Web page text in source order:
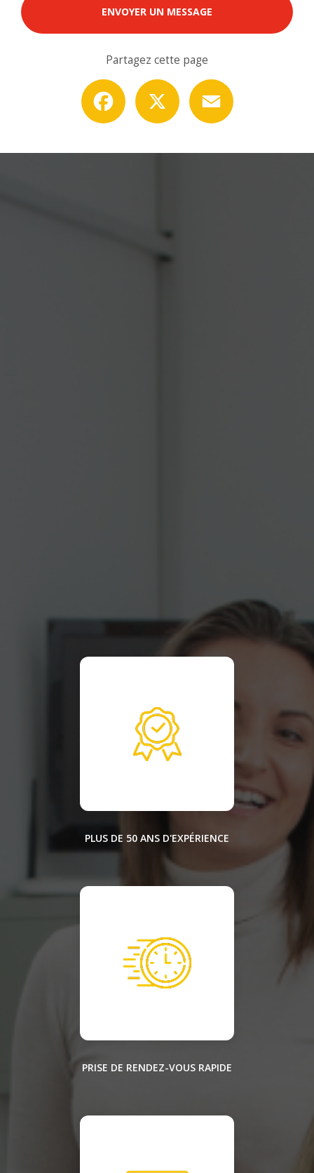
ENVOYER UN MESSAGE
Partagez cette page
Facebook
PLUS DE 50 ANS D'EXPÉRIENCE
PRISE DE RENDEZ-VOUS RAPIDE